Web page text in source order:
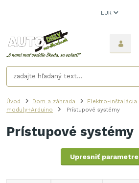
EUR
Úvod Dom a záhrada Elektro-inštalácia
moduly+Arduino
Prístupové systémy
Prístupové systémy
Upresniť parametre